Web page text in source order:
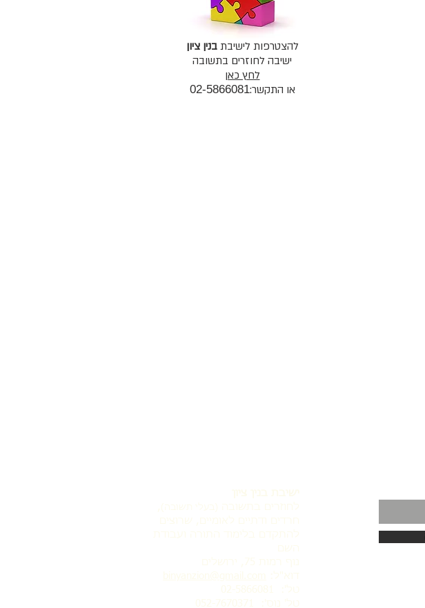
להצטרפות לישיבתבנין ציון
ישיבה לחוזרים בתשובה
לחץ כאן
או התקשר:02-5866081